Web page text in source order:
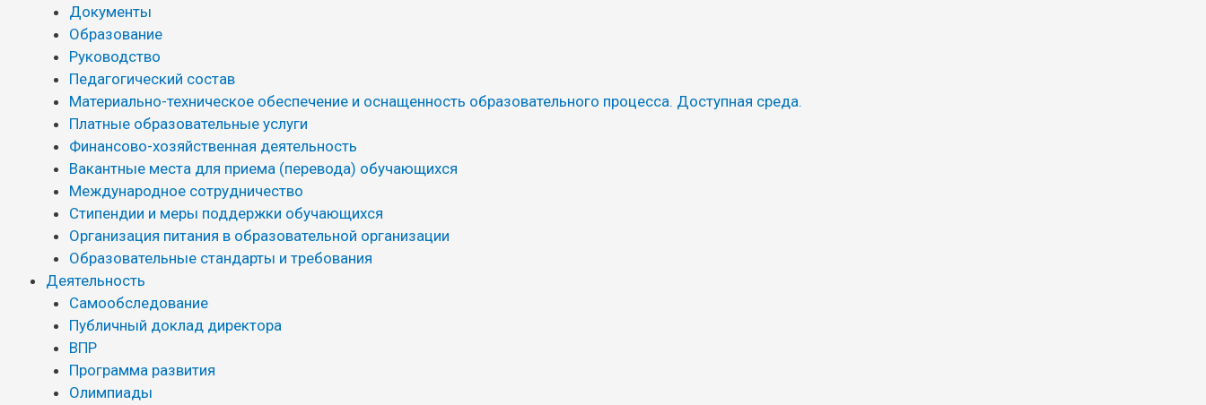
Документы
Образование
Руководство
Педагогический состав
Материально-техническое обеспечение и оснащенность образовательного процесса. Доступная среда.
Платные образовательные услуги
Финансово-хозяйственная деятельность
Вакантные места для приема (перевода) обучающихся
Международное сотрудничество
Стипендии и меры поддержки обучающихся
Организация питания в образовательной организации
Образовательные стандарты и требования
Деятельность
Самообследование
Публичный доклад директора
ВПР
Программа развития
Олимпиады